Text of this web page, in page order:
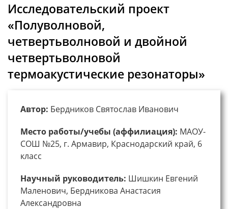
Исследовательский проект
«Полуволновой,
четвертьволновой и двойной
четвертьволновой
термоакустические резонаторы»
Автор: Бердников Святослав Иванович
Место работы/учебы (аффилиация): МАОУ-
СОШ №25, г. Армавир, Краснодарский край, 6
класс
Научный руководитель: Шишкин Евгений
Маленович, Бердникова Анастасия
Александровна